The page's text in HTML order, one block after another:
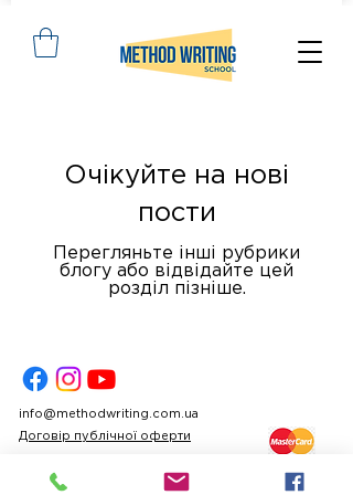
Очікуйте на нові
пости
Перегляньте інші рубрики
блогу або відвідайте цей
розділ пізніше.
info@methodwriting.com.ua
Договір публічної оферти